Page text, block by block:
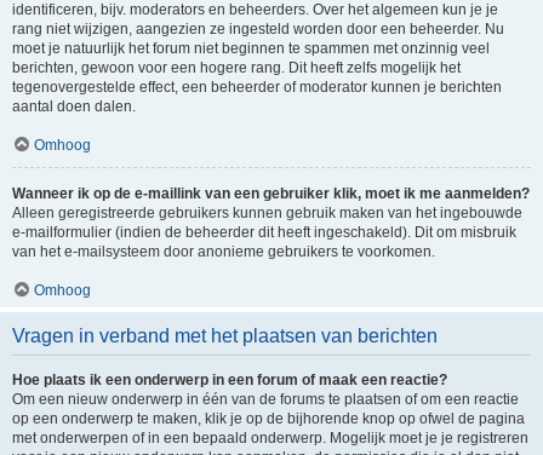
identificeren, bijv. moderators en beheerders. Over het algemeen kun je je
rang niet wijzigen, aangezien ze ingesteld worden door een beheerder. Nu
moet je natuurlijk het forum niet beginnen te spammen met onzinnig veel
berichten, gewoon voor een hogere rang. Dit heeft zelfs mogelijk het
tegenovergestelde effect, een beheerder of moderator kunnen je berichten
aantal doen dalen.
Omhoog
Wanneer ik op de e-maillink van een gebruiker klik, moet ik me aanmelden?
Alleen geregistreerde gebruikers kunnen gebruik maken van het ingebouwde
e-mailformulier (indien de beheerder dit heeft ingeschakeld). Dit om misbruik
van het e-mailsysteem door anonieme gebruikers te voorkomen.
Omhoog
Vragen in verband met het plaatsen van berichten
Hoe plaats ik een onderwerp in een forum of maak een reactie?
Om een nieuw onderwerp in één van de forums te plaatsen of om een reactie
op een onderwerp te maken, klik je op de bijhorende knop op ofwel de pagina
met onderwerpen of in een bepaald onderwerp. Mogelijk moet je je registreren